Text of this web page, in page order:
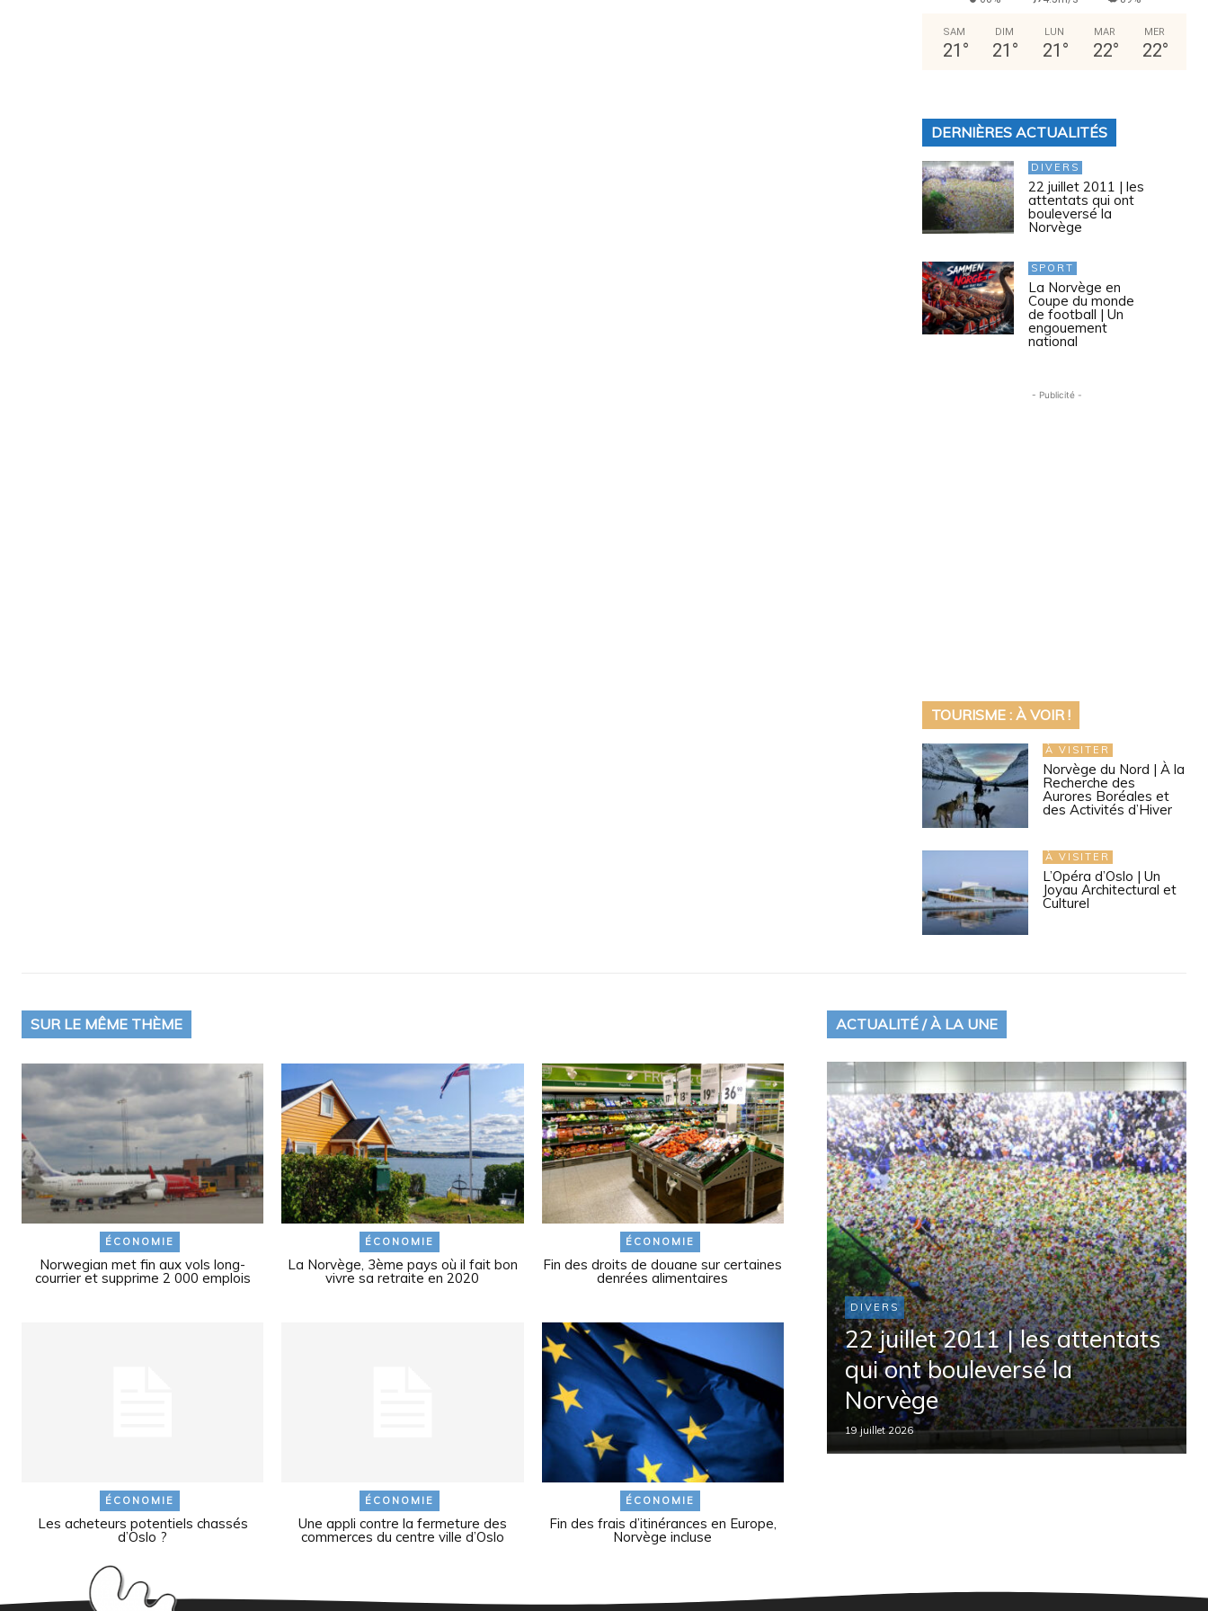
SAM
21 °
DIM
21 °
LUN
21 °
MAR
22°
MER
22°
DERNIÈRES ACTUALITÉS
DIVERS
22 juillet 2011 | les
attentats qui ont
bouleversé la
Norvège
SPORT
La Norvège en
Coupe du monde
de football | Un
engouement
national
- Publicité -
TOURISME : À VOIR !
À VISITER
Norvège du Nord | À la
Recherche des
Aurores Boréales et
des Activités d’Hiver
À VISITER
L’Opéra d’Oslo | Un
Joyau Architectural et
Culturel
SUR LE MÊME THÈME
ÉCONOMIE
Norwegian met fin aux vols long-
courrier et supprime 2 000 emplois
ÉCONOMIE
La Norvège, 3ème pays où il fait bon
vivre sa retraite en 2020
ÉCONOMIE
Fin des droits de douane sur certaines
denrées alimentaires
ÉCONOMIE
Les acheteurs potentiels chassés
d’Oslo ?
ÉCONOMIE
Une appli contre la fermeture des
commerces du centre ville d’Oslo
ÉCONOMIE
Fin des frais d’itinérances en Europe,
Norvège incluse
ACTUALITÉ / À LA UNE
DIVERS
22 juillet 2011 | les attentats
qui ont bouleversé la
Norvège
19 juillet 2026